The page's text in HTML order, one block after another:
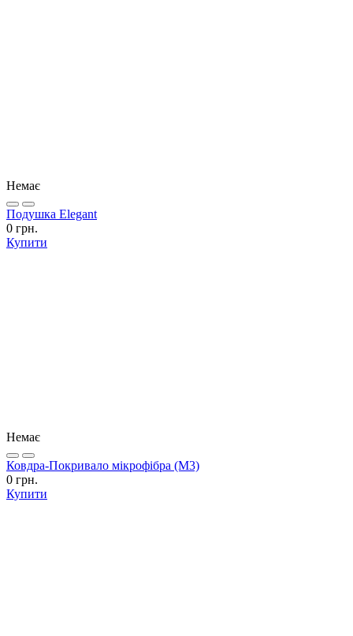
Немає
Подушка Elegant
0 грн.
Купити
Немає
Ковдра-Покривало мікрофібра (М3)
0 грн.
Купити